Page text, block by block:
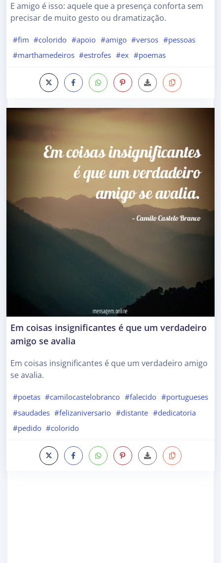
E amigo é isso: aquele que a presença conforta sem
precisar de muito gesto ou dramatização.
#fim #colorido #apoio #amigo #versos #pessoas
#marthamedeiros #estrofes #ex #poemas
Em coisas insignificantes é que um verdadeiro
amigo se avalia
Em coisas insignificantes é que um verdadeiro amigo
se avalia.
#poetas #camilocastelobranco #falecido #portugueses
#saudades #felizaniversario #distante #dedicatoria
#pedido #colorido